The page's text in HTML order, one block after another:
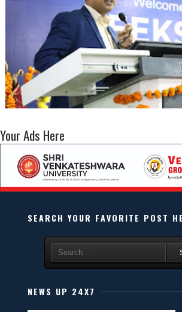
Your Ads Here
SEARCH YOUR FAVORITE POST
NEWS UP 24X7